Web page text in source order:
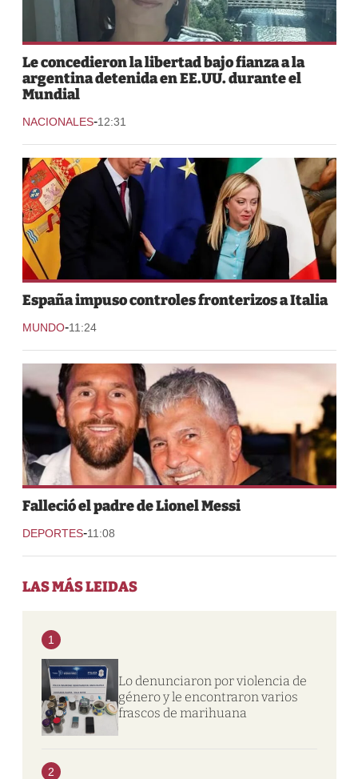
Le concedieron la libertad bajo fianza a la
argentina detenida en EE.UU. durante el
Mundial
NACIONALES-12:31
España impuso controles fronterizos a Italia
MUNDO-11:24
Falleció el padre de Lionel Messi
DEPORTES-11:08
LAS MÁS LEIDAS
1
Lo denunciaron por violencia de
género y le encontraron varios
frascos de marihuana
2